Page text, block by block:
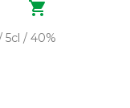

5cl / 40%